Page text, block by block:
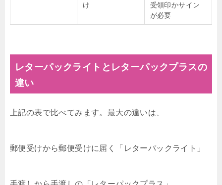
け
受領印かサイン
が必要
レターパックライトとレターパックプラスの
違い
上記の表で比べてみます。最大の違いは、
郵便受けから郵便受けに届く「レターパックライト」